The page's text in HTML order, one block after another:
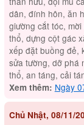
dân, đính hôn, ăn
giường cắt tóc,
thổ, dựng cột gác
xếp đặt buồng đẻ,
sửa tường, dỡ phá
thổ, an táng, cải
Xem thêm: Ngày
Chủ Nhật, 08/11/